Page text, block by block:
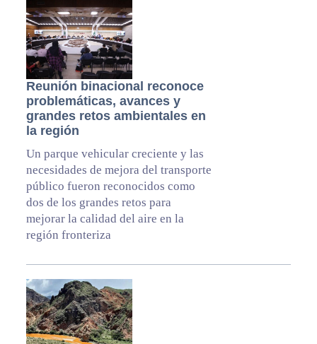
Reunión binacional reconoce
problemáticas, avances y
grandes retos ambientales en
la región
Un parque vehicular creciente y las
necesidades de mejora del transporte
público fueron reconocidos como
dos de los grandes retos para
mejorar la calidad del aire en la
región fronteriza